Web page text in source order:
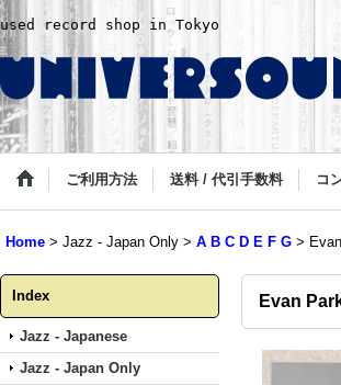
used record shop in Tokyo
ご利用方法 送料 / 代引手数料 コ
Home > Jazz - Japan Only > A B C D E F G >
Index
Jazz - Japanese
Jazz - Japan Only
Evan